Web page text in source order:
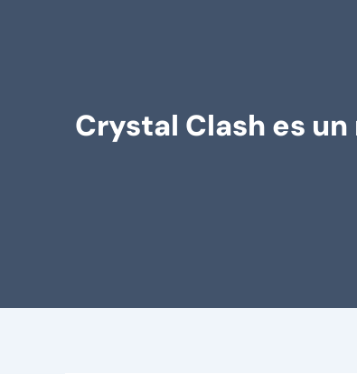
Crystal Clash es